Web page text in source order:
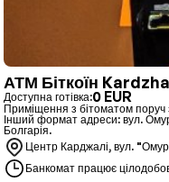
АТМ Біткоїн
Доступна готівка:0 EUR
Приміщення з бітоматом
Інший формат адреси: вул.
Болгарія.
Центр Карджалі, вул.
Банкомат працює